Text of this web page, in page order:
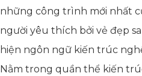
những công trình mới nhất
người yêu thích bởi vẻ đẹp
hiện ngôn ngữ kiến trúc
Nằm trong quần thể kiến